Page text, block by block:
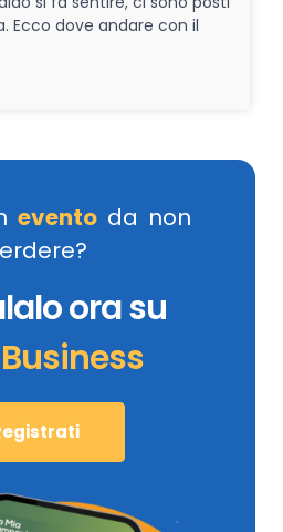
Ecco dove andare con il
evento da non
ora su